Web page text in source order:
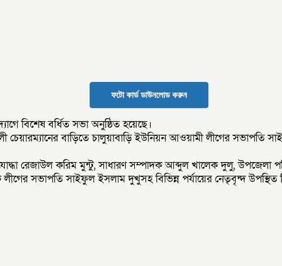
ফটো কার্ড ডাউনলোড করুন
বিশেষ বর্ধিত সভা অনুষ্ঠিত হয়েছে।
বাড়িতে চালুয়াবাড়ি ইউনিয়ন আওয়ামী লীগের সভাপতি
রেজাউল করিম মুন্টু, সাধারণ সম্পাদক আব্দুল খালেক দুলু, উপজেলা
সভাপতি সাইফুল ইসলাম দুখুসহ বিভিন্ন পর্যায়ের নেতৃবৃন্দ উপস্থিত